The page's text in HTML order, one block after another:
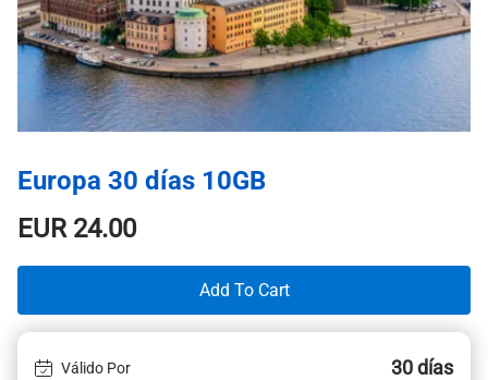
Europa 30 días 10GB
EUR24.00
Add To Cart
Válido Por 30 días